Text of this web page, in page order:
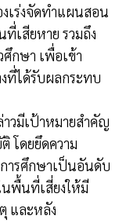
เร่งจัดทำแผนสอน
เสียหาย รวมถึง
กษา เพื่อเข้า
ที่ได้รับผลกระทบ
าวมีเป้าหมายสำคัญ
โดยยึดความ
ารศึกษาเป็นอันดับ
พื้นที่เสี่ยงให้มี
และหลัง